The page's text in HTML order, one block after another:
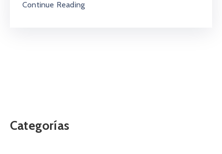
Continue Reading
Categorías